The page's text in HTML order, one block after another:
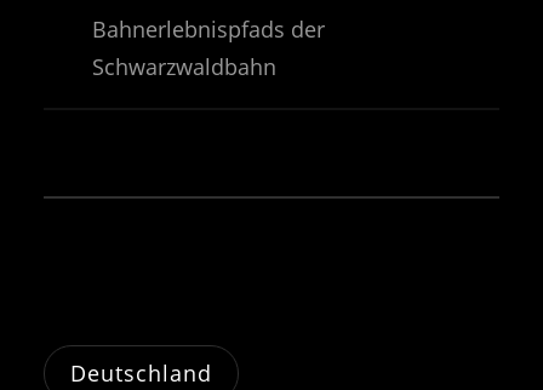
Bahnerlebnispfads der
Schwarzwaldbahn
Deutschland